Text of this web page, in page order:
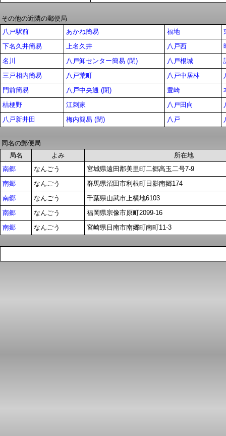
その他の近隣の郵便局
八戸駅前
あかね簡易 福地
下名久井簡易
上名久井 八戸西
名川
八戸卸センター簡易 (閉) 八戸根城
三戸相内簡易
八戸荒町 八戸中居林
門前簡易
八戸中央通 (閉) 豊崎
桔梗野
江刺家 八戸田向
八戸新井田
梅内簡易 (閉) 八戸
同名の郵便局
局名
よみ
所在地
南郷
なんごう
宮城県遠田郡美里町二郷高玉二号7-9
南郷
なんごう
群馬県沼田市利根町日影南郷174
南郷
なんごう
千葉県山武市上横地6103
南郷
なんごう
福岡県宗像市原町2099-16
南郷
なんごう 宮崎県日南市南郷町南町11-3